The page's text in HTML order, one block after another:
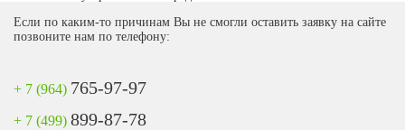
Если по каким-то причинам Вы не смогли оставить заявку на сайте
позвоните нам по телефону:
+ 7 (964) 765-97-97
+ 7 (499) 899-87-78